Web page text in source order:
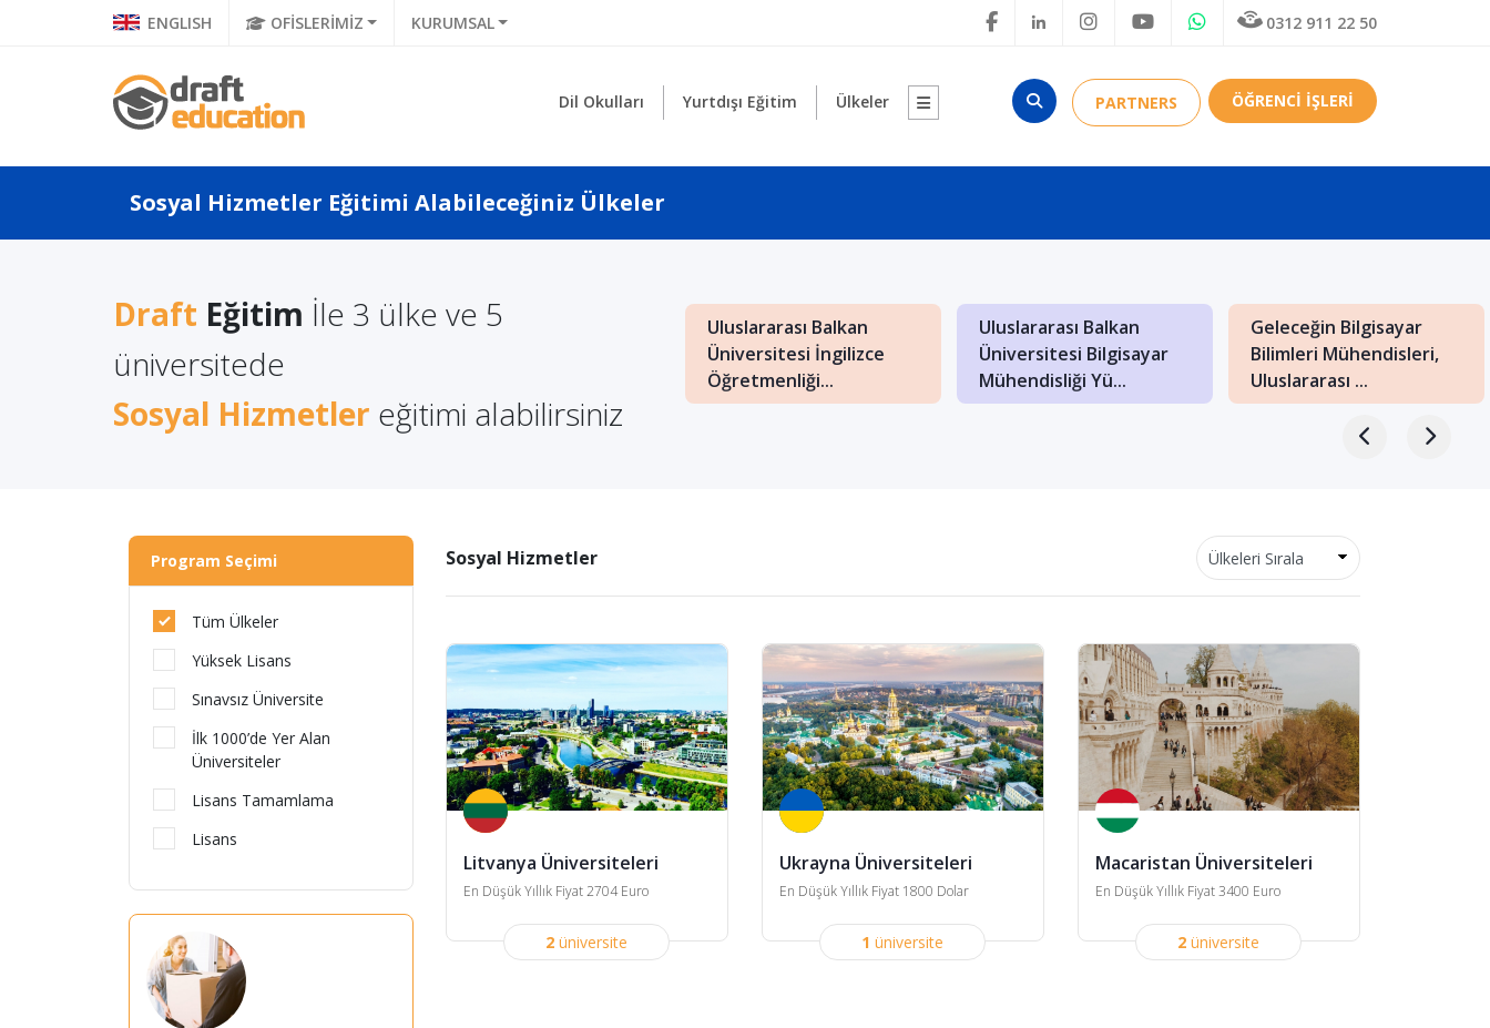
ENGLISH OFİSLERİMİZ KURUMSAL 0312 911 22 50
Dil Okulları Yurtdışı Eğitim Ülkeler PARTNERS ÖĞRENCİ İŞLERİ
Sosyal Hizmetler Eğitimi Alabileceğiniz Ülkeler
Draft Eğitim İle 3 ülke ve 5
üniversitede
Sosyal Hizmetler eğitimi alabilirsiniz
Litvanya'da Yüksek
Lisans Eğitimi Almanın
Avantajları
Uluslararası Balkan
Üniversitesi İngilizce
Öğretmenliği...
Uluslararası Balkan
Üniversitesi Bilgisayar
Mühendisliği Yü...
Geleceğin Bilgisayar
Bilimleri Mühendisleri,
Uluslararası ...
Program Seçimi
Tüm Ülkeler
Yüksek Lisans
Sınavsız Üniversite
İlk 1000’de Yer Alan
Üniversiteler
Lisans Tamamlama
Lisans
Sosyal Hizmetler
Litvanya Üniversiteleri
En Düşük Yıllık Fiyat 2704 Euro
2 üniversite
Ukrayna Üniversiteleri
En Düşük Yıllık Fiyat 1800 Dolar
1 üniversite
Macaristan Üniversiteleri
En Düşük Yıllık Fiyat 3400 Euro
2 üniversite